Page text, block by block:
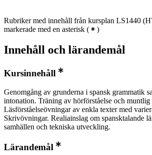
Rubriker med innehåll från kursplan LS1440
markerade med en asterisk ( )
Innehåll och lärandemål
Kursinnehåll
Genomgång av grunderna i spansk grammatik
intonation. Träning av hörförståelse och
Läsförståelseövningar av enkla texter med
Skrivövningar. Realiainslag om spansktalande
samhällen och tekniska utveckling.
Lärandemål